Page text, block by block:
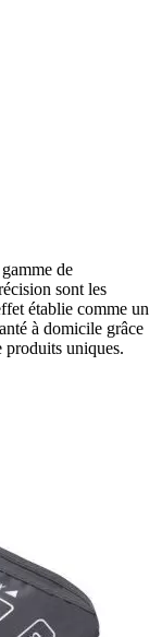
de
sont les
établie comme un
à domicile grâce
uniques.